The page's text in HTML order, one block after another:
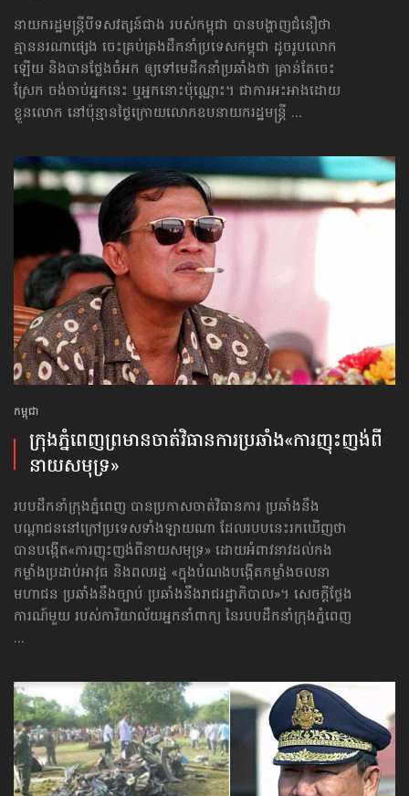
នាយករដ្ឋមន្ត្រីបីទសវត្សន៍ជាង របស់កម្ពុជា បានបង្ហាញជំនឿថា
គ្មាន​នរណា​ផ្សេង ចេះគ្រប់គ្រង​ដឹកនាំប្រទេសកម្ពុជា ដូចរូបលោក
ឡើយ និងបានថ្លែងចំអក ឲ្យទៅមេដឹកនាំប្រឆាំងថា គ្រាន់តែចេះ
ស្រែក ចង់ចាប់អ្នកនេះ ឬអ្នកនោះប៉ុណ្ណោះ។ ជាការអះអាងដោយ
ខ្លួនលោក នៅប៉ុន្មានថ្ងៃក្រោយលោកឧបនាយករដ្ឋមន្ត្រី ...
កម្ពុជា
ក្រុងភ្នំពេញ​ព្រមាន​ចាត់វិធានការ​ប្រឆាំង​«ការញុះញង់​ពី
នាយសមុទ្រ»
របបដឹកនាំក្រុងភ្នំពេញ បានប្រកាសចាត់វិធានការ ប្រឆាំងនឹង
បណ្ដាជននៅក្រៅប្រទេសទាំងឡាយណា ដែលរបបនេះរកឃើញថា
បានបង្កើត«ការញុះញង់​ពីនាយសមុទ្រ» ដោយអំពាវនាវដល់កង
កម្លាំងប្រដាប់អាវុធ និងពលរដ្ឋ «ក្នុងបំណងបង្កើតកម្លាំងចលនា
មហាជន ប្រឆាំងនឹងច្បាប់ ប្រឆាំងនឹងរាជរដ្ឋាភិបាល»។ សេចក្ដីថ្លែង
ការណ៍មួយ របស់ការិយាល័យអ្នកនាំពាក្យ នៃរបបដឹកនាំក្រុងភ្នំពេញ
...